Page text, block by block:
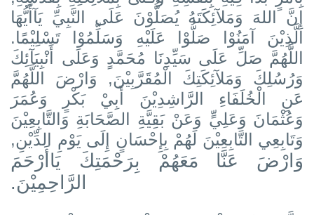
إِنَّ اللهَ وَمَلآئِكَتَهُ يُصَلُّوْنَ عَلَى النَّبِيِّ يَآأَيُّهَا
الَّذِيْنَ آمَنُوْا صَلُّوْا عَلَيْهِ وَسَلِّمُوْا تَسْلِيْمًا.
اللَّهُمَّ صَلِّ عَلَى سَيِّدِنَا مُحَمَّدٍ وَعَلَى أَنْبِيَآئِكَ
وَرُسُلِكَ وَمَلآئِكَتِكَ الْمُقَرَّبِيْنَ, وَارْضَ اللَّهُمَّ
عَنِ الْخُلَفَاءِ الرَّاشِدِيْنَ أَبِيْ بَكْرٍ وَعُمَرَ
وَعُثْمَانَ وَعَلِيٍّ وَعَنْ بَقِيَّةِ الصَّحَابَةِ وَالتَّابِعِيْنَ
وَتَابِعِي التَّابِعِيْنَ لَهُمْ بِإِحْسَانٍ إِلَى يَوْمِ الدِّيْنِ,
وَارْضَ عَنَّا مَعَهُمْ بِرَحْمَتِكَ يَاأَرْحَمَ
الرَّاحِمِيْنَ.